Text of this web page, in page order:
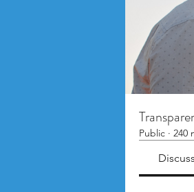
Public · 240